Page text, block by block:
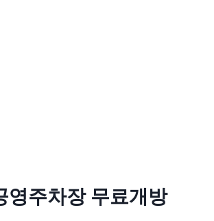
주차장 무료개방